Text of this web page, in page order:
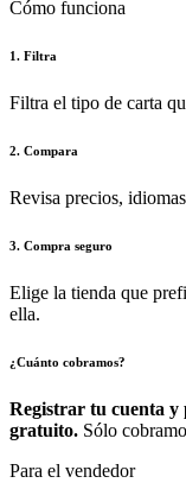
Cómo funciona
1. Filtra
Filtra el tipo de carta
2. Compara
Revisa precios,
3. Compra seguro
Elige la tienda que
ella.
¿Cuánto cobramos?
Registrar tu cuenta y
gratuito. Sólo
Para el vendedor